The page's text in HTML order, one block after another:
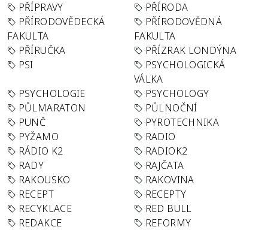
PŘÍPRAVY
PŘÍRODA
PŘÍRODOVĚDECKÁ
FAKULTA
PŘÍRODOVĚDNÁ
FAKULTA
PŘÍRUČKA
PŘÍZRAK LONDÝNA
PSI
PSYCHOLOGICKÁ
VÁLKA
PSYCHOLOGIE
PSYCHOLOGY
PŮLMARATON
PŮLNOČNÍ
PUNČ
PYROTECHNIKA
PYŽAMO
RADIO
RÁDIO K2
RADIOK2
RADY
RAJČATA
RAKOUSKO
RAKOVINA
RECEPT
RECEPTY
RECYKLACE
RED BULL
REDAKCE
REFORMY